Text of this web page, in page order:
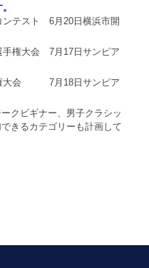
ンテスト 6月20日横浜市開
手権大会 7月17日サンピア
権大会 7月18日サンピア
クビギナー、男子クラシッ
きるカテゴリーも計画して